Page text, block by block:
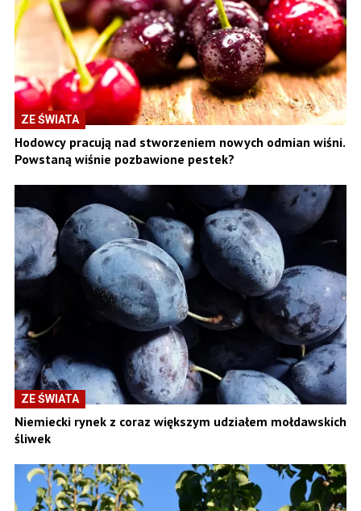
ZE ŚWIATA
Hodowcy pracują nad stworzeniem nowych odmian wiśni.
Powstaną wiśnie pozbawione pestek?
ZE ŚWIATA
Niemiecki rynek z coraz większym udziałem mołdawskich
śliwek